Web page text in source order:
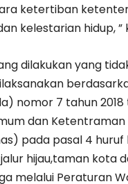
ketertiban
kelestarian hidup, ”
dilakukan yang
nomor 7 tahun
dan
pada pasal 4 huruf
hijau,taman kota
melalui Peraturan